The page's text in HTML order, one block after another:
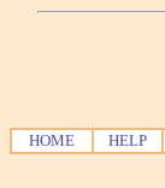
HOME HELP